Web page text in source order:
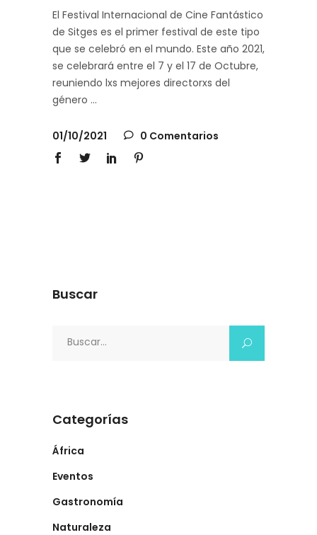
El Festival Internacional de Cine Fantástico
de Sitges es el primer festival de este tipo
que se celebró en el mundo. Este año 2021,
se celebrará entre el 7 y el 17 de Octubre,
reuniendo lxs mejores directorxs del
género
01/10/2021 0 Comentarios
Buscar
for:
Categorías
África
Eventos
Gastronomía
Naturaleza